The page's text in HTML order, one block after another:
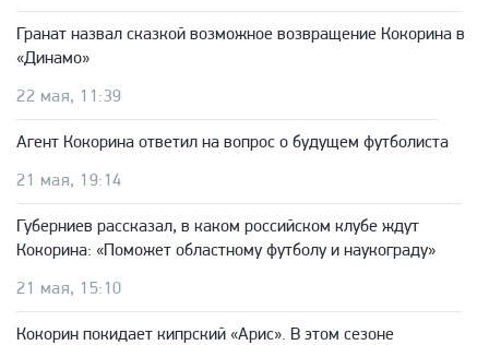
Гранат назвал сказкой возможное возвращение Кокорина в
«Динамо»
22 мая, 11:39
Агент Кокорина ответил на вопрос о будущем футболиста
21 мая, 19:14
Губерниев рассказал, в каком российском клубе ждут
Кокорина: «Поможет областному футболу и наукограду»
21 мая, 15:10
Кокорин покидает кипрский «Арис». В этом сезоне